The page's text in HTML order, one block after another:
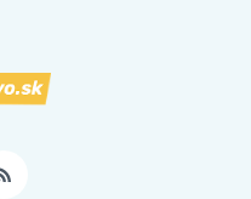
RSS